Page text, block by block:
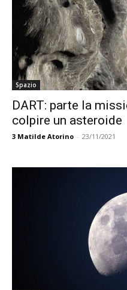
Spazio
DART: parte la
colpire un asteroide
3 Matilde Atorino - 23/11/2021